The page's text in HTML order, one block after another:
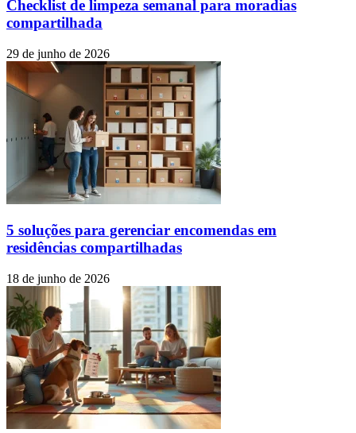
Checklist de limpeza semanal para moradias
compartilhada
29 de junho de 2026
5 soluções para gerenciar encomendas em
residências compartilhadas
18 de junho de 2026